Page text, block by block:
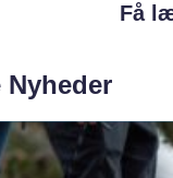
Få
Nyheder